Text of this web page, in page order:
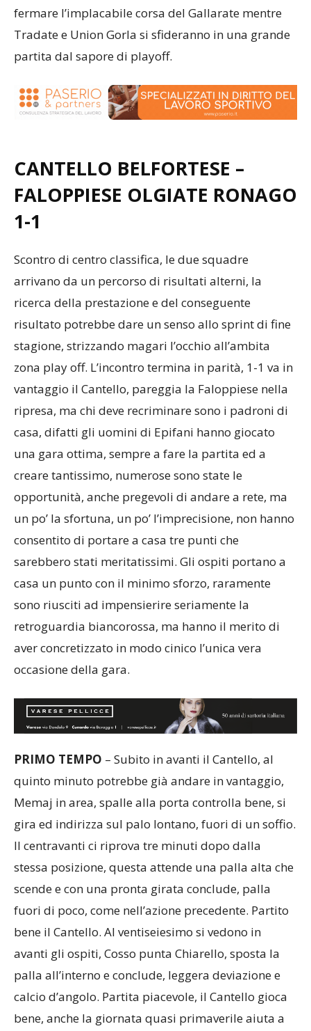
fermare l’implacabile corsa del Gallarate mentre
Tradate e Union Gorla si sfideranno in una grande
partita dal sapore di playoff.
CANTELLO BELFORTESE –
FALOPPIESE OLGIATE RONAGO
1-1
Scontro di centro classifica, le due squadre
arrivano da un percorso di risultati alterni, la
ricerca della prestazione e del conseguente
risultato potrebbe dare un senso allo sprint di fine
stagione, strizzando magari l’occhio all’ambita
zona play off. L’incontro termina in parità, 1-1 va in
vantaggio il Cantello, pareggia la Faloppiese nella
ripresa, ma chi deve recriminare sono i padroni di
casa, difatti gli uomini di Epifani hanno giocato
una gara ottima, sempre a fare la partita ed a
creare tantissimo, numerose sono state le
opportunità, anche pregevoli di andare a rete, ma
un po’ la sfortuna, un po’ l’imprecisione, non hanno
consentito di portare a casa tre punti che
sarebbero stati meritatissimi. Gli ospiti portano a
casa un punto con il minimo sforzo, raramente
sono riusciti ad impensierire seriamente la
retroguardia biancorossa, ma hanno il merito di
aver concretizzato in modo cinico l’unica vera
occasione della gara.
PRIMO TEMPO – Subito in avanti il Cantello, al
quinto minuto potrebbe già andare in vantaggio,
Memaj in area, spalle alla porta controlla bene, si
gira ed indirizza sul palo lontano, fuori di un soffio.
Il centravanti ci riprova tre minuti dopo dalla
stessa posizione, questa attende una palla alta che
scende e con una pronta girata conclude, palla
fuori di poco, come nell’azione precedente. Partito
bene il Cantello. Al ventiseiesimo si vedono in
avanti gli ospiti, Cosso punta Chiarello, sposta la
palla all’interno e conclude, leggera deviazione e
calcio d’angolo. Partita piacevole, il Cantello gioca
bene, anche la giornata quasi primaverile aiuta a